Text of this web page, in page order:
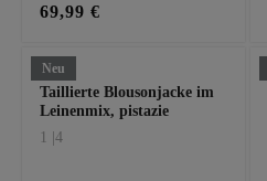
69,99 €
Neu
Taillierte Blousonjacke im
Leinenmix, pistazie
1 | 4